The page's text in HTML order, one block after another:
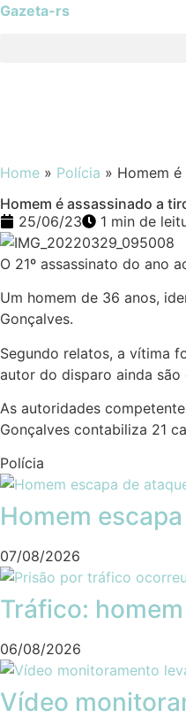
Gazeta-rs
Home » Polícia » Homem
Homem é assassinado a
25/06/23
1 min de
O 21º assassinato do ano
Um homem de 36 anos,
Gonçalves.
Segundo relatos, a vítima
autor do disparo ainda são
As autoridades
Gonçalves contabiliza 21
Polícia
Homem
07/08/2026
Tráfico:
06/08/2026
Vídeo